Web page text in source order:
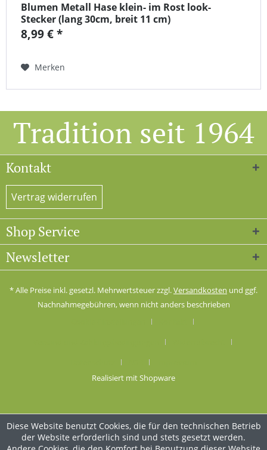
Blumen Metall Hase klein- im Rost look-
Stecker (lang 30cm, breit 11 cm)
8,99 € *
Merken
Tradition seit 1964
Kontakt
Vertrag widerrufen
Shop Service
Newsletter
* Alle Preise inkl. gesetzl. Mehrwertsteuer zzgl.Versandkosten und ggf.
Nachnahmegebühren, wenn nicht anders beschrieben
Realisiert mit Shopware
Diese Website benutzt Cookies, die für den technischen Betrieb
der Website erforderlich sind und stets gesetzt werden.